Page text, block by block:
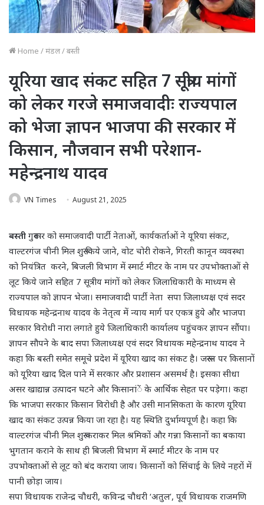
Home /मंडल/बस्ती
यूरिया खाद संकट सहित 7 सूत्रीय मांगों
को लेकर गरजे समाजवादीः राज्यपाल
को भेजा ज्ञापन भाजपा की सरकार में
किसान, नौजवान सभी परेशान-
महेन्द्रनाथ यादव
VN Times August 21, 2025
बस्ती गुरूवार को समाजवादी पार्टी नेताओं, कार्यकर्ताओं ने यूरिया संकट,
वाल्टरगंज चीनी मिल शुरू किये जाने, वोट चोरी रोकने, गिरती कानून व्यवस्था
को नियंत्रित करने, बिजली विभाग में स्मार्ट मीटर के नाम पर उपभोक्ताओं से
लूट किये जाने सहित 7 सूत्रीय मांगों को लेकर जिलाधिकारी के माध्यम से
राज्यपाल को ज्ञापन भेजा। समाजवादी पार्टी नेता सपा जिलाध्यक्ष एवं सदर
विधायक महेन्द्रनाथ यादव के नेतृत्व में न्याय मार्ग पर एकत्र हुये और भाजपा
सरकार विरोधी नारा लगाते हुये जिलाधिकारी कार्यालय पहुंचकर ज्ञापन सौंपा।
ज्ञापन सौपने के बाद सपा जिलाध्यक्ष एवं सदर विधायक महेन्द्रनाथ यादव ने
कहा कि बस्ती समेत समूचे प्रदेश में यूरिया खाद का संकट है। जरूरत पर किसानों
को यूरिया खाद दिल पाने में सरकार और प्रशासन असमर्थ है। इसका सीधा
असर खाद्यान्न उत्पादन घटने और किसानांें के आर्थिक सेहत पर पड़ेगा। कहा
कि भाजपा सरकार किसान विरोधी है और उसी मानसिकता के कारण यूरिया
खाद का संकट उत्पन्न किया जा रहा है। यह स्थिति दुर्भाग्यपूर्ण है। कहा कि
वाल्टरगंज चीनी मिल शुरू कराकर मिल श्रमिकों और गन्ना किसानों का बकाया
भुगतान कराने के साथ ही बिजली विभाग में स्मार्ट मीटर के नाम पर
उपभोक्ताओं से लूट को बंद कराया जाय। किसानों को सिंचाई के लिये नहरों में
पानी छोड़ा जाय।
सपा विधायक राजेन्द्र चौधरी, कविन्द्र चौधरी ‘अतुल’, पूर्व विधायक राजमणि